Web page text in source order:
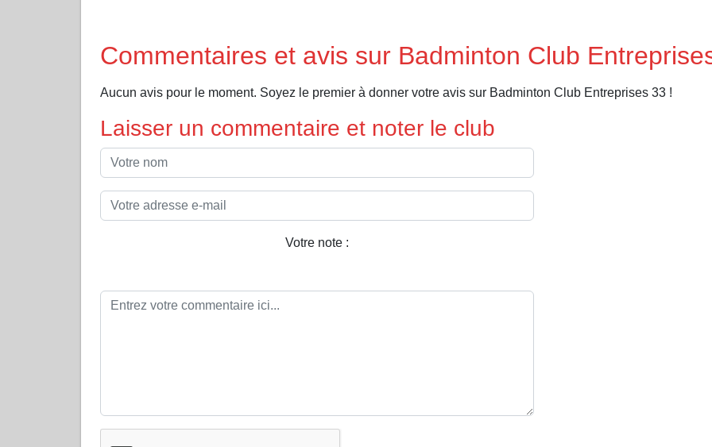
Commentaires et avis sur Badminton Club
Aucun avis pour le moment. Soyez le premier à donner votre avis sur Badminton Club Entreprises 33 !
Laisser un commentaire et noter le club
Votre note :